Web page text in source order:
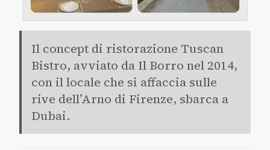
Il concept di ristorazione Tuscan
Bistro, avviato da Il Borro nel 2014,
con il locale che si affaccia sulle
rive dell’Arno di Firenze, sbarca a
Dubai.